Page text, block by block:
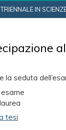
IN
la seduta
tesi